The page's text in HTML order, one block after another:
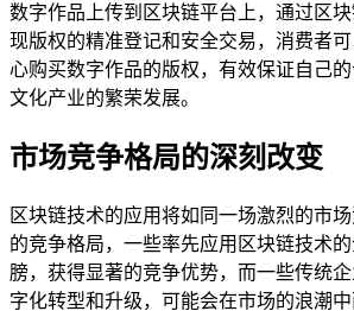
数字作品上传到区块链平台上，通过区
现版权的精准登记和安全交易，消费者
心购买数字作品的版权，有效保证自己
文化产业的繁荣发展。
市场竞争格局的深刻改变
区块链技术的应用将如同一场激烈的市
的竞争格局，一些率先应用区块链技术
膀，获得显著的竞争优势，而一些传统
字化转型和升级，可能会在市场的浪潮